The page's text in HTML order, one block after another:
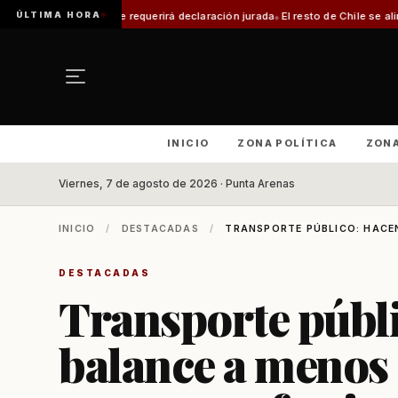
ÚLTIMA HORA
requerirá declaración jurada El resto de Chile se alineará con
INICIO ZONA POLÍTICA
Viernes, 7 de agosto de 2026 · Punta Arenas
INICIO / DESTACADAS / TRANSPORTE PÚBLICO:
DESTACADAS
Transporte
balance a